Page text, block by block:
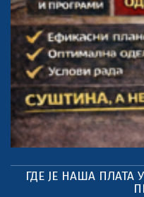
ГДЕ ЈЕ НАША ПЛАТА